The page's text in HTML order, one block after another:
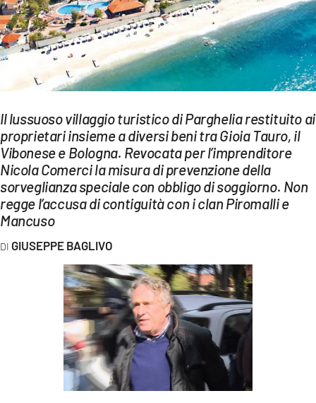
SPORT
Streaming
LAC TV
LAC NETWORK
LAC ONAIR
LaC
Network
LACPLAY.IT
LACONAIR.IT
LACITYMAG.IT
ILREGGINO.IT
COSENZACHANNEL.IT
Il lussuoso villaggio turistico di Parghelia restituito ai
proprietari insieme a diversi beni tra Gioia Tauro, il
Vibonese e Bologna. Revocata per l’imprenditore
Nicola Comerci la misura di prevenzione della
sorveglianza speciale con obbligo di soggiorno. Non
regge l’accusa di contiguità con i clan Piromalli e
Mancuso
GIUSEPPE BAGLIVO